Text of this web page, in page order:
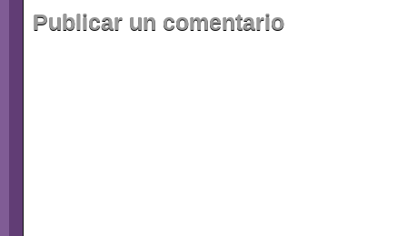
Publicar un comentario